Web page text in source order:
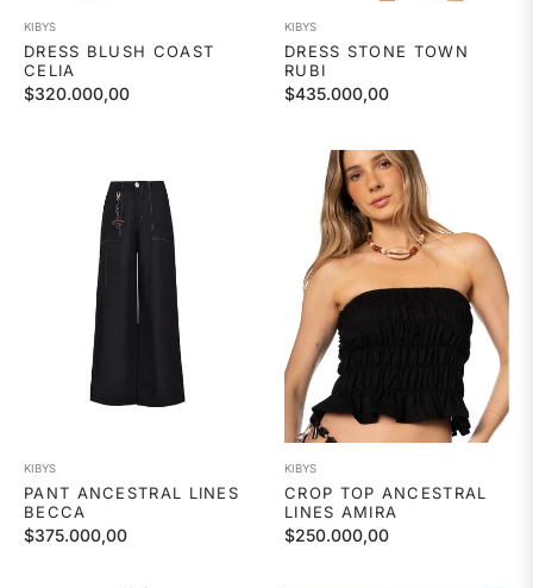
KIBYS
DRESS BLUSH COAST
CELIA
Precio
$320.000,00
KIBYS
DRESS STONE TOWN
RUBI
Precio
$435.000,00
KIBYS
PANT ANCESTRAL LINES
BECCA
Precio
$375.000,00
KIBYS
CROP TOP ANCESTRAL
LINES AMIRA
Precio
$250.000,00